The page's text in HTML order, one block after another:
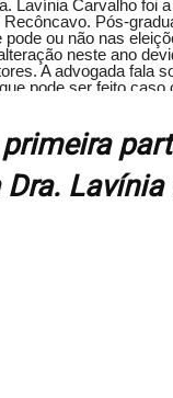
Lavínia Carvalho foi
Pós-
pode ou não nas
neste ano
A advogada fala
pode ser feito
os seus planos de
caso seja eleito,
explica que elas
Justiça
alerta que as
Lavínia